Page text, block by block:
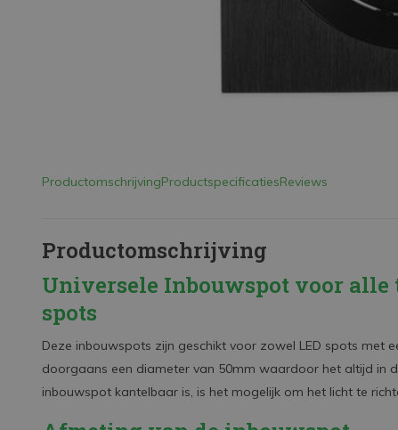
ProductomschrijvingProductspecificatiesReviews
Productomschrijving
Universele Inbouwspot voor alle
spots
Deze inbouwspots zijn geschikt voor zowel LED spots met
doorgaans een diameter van 50mm waardoor het altijd in
inbouwspot kantelbaar is, is het mogelijk om het licht te